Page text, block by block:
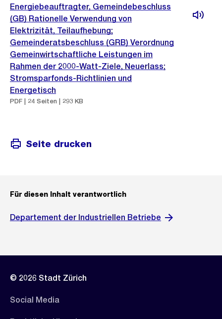
Energiebeauftragter, Gemeindebeschluss
(GB) Rationelle Verwendung von
Elektrizität, Teilaufhebung;
Gemeinderatsbeschluss (GRB) Verordnung
Gemeinwirtschaftliche Leistungen im
Rahmen der 2000-Watt-Ziele, Neuerlass;
Stromsparfonds-Richtlinien und
Energetisch
PDF | 24 Seiten | 293 KB
Seite drucken
Für diesen Inhalt verantwortlich
Departement der Industriellen Betriebe
© 2026 Stadt Zürich
Social Media